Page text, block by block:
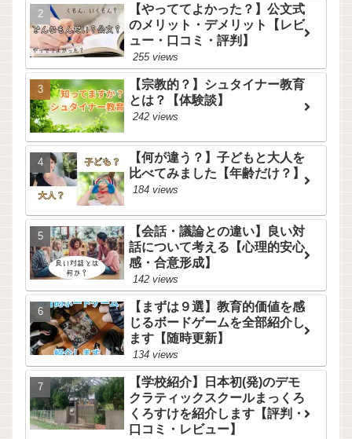
【やっててよかった？】公文式
のメリット・デメリット【レビ
ュー・口コミ・評判】
255 views
【宗教的？】シュタイナー教育
とは？【体験談】
242 views
【何が違う？】子どもと大人を
比べてみました【年齢だけ？】
184 views
【会話・議論との違い】良い対
話について考える【心理的安心
感・合意形成】
142 views
【まずは９選】教育的価値を感
じるボードゲームを全部紹介し
ます【随時更新】
134 views
【学校紹介】日本初(発)のデモ
クラティックスクールまっくろ
くろすけを紹介します【評判・
口コミ・レビュー】